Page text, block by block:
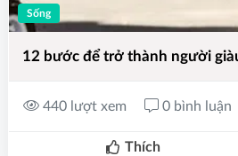
Sống
12 bước để trở thành người
440 lượt xem 0 bình luận
Thích